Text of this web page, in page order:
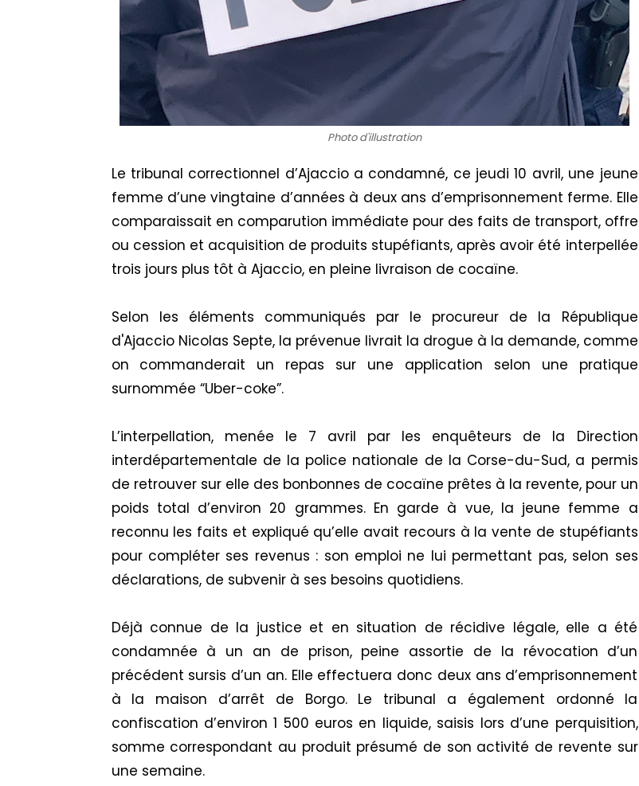
Photo d'illustration
Le tribunal correctionnel d’Ajaccio a condamné, ce jeudi 10 avril, une jeune
femme d’une vingtaine d’années à deux ans d’emprisonnement ferme. Elle
comparaissait en comparution immédiate pour des faits de transport, offre
ou cession et acquisition de produits stupéfiants, après avoir été interpellée
trois jours plus tôt à Ajaccio, en pleine livraison de cocaïne.
Selon les éléments communiqués par le procureur de la République
d'Ajaccio Nicolas Septe, la prévenue livrait la drogue à la demande, comme
on commanderait un repas sur une application selon une pratique
surnommée “Uber-coke”.
L’interpellation, menée le 7 avril par les enquêteurs de la Direction
interdépartementale de la police nationale de la Corse-du-Sud, a permis
de retrouver sur elle des bonbonnes de cocaïne prêtes à la revente, pour un
poids total d’environ 20 grammes. En garde à vue, la jeune femme a
reconnu les faits et expliqué qu’elle avait recours à la vente de stupéfiants
pour compléter ses revenus : son emploi ne lui permettant pas, selon ses
déclarations, de subvenir à ses besoins quotidiens.
Déjà connue de la justice et en situation de récidive légale, elle a été
condamnée à un an de prison, peine assortie de la révocation d’un
précédent sursis d’un an. Elle effectuera donc deux ans d’emprisonnement
à la maison d’arrêt de Borgo. Le tribunal a également ordonné la
confiscation d’environ 1 500 euros en liquide, saisis lors d’une perquisition,
somme correspondant au produit présumé de son activité de revente sur
une semaine.